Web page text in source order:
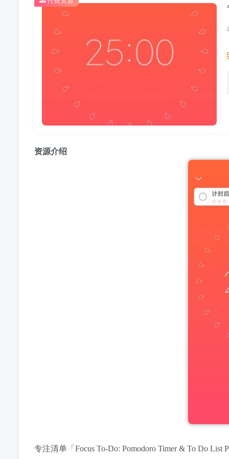
资源介绍
专注清单「Focus To-Do: Pomodoro Timer & To Do